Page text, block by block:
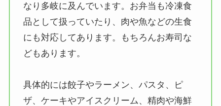
なり多岐に及んでいます。お弁当も冷凍食
品として扱っていたり、肉や魚などの生食
にも対応してあります。もちろんお寿司な
どもあります。
具体的には餃子やラーメン、パスタ、ピ
ザ、ケーキやアイスクリーム、精肉や海鮮